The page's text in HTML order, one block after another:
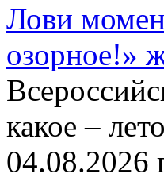
Лови
озорное!»
какое –
04.08.2026